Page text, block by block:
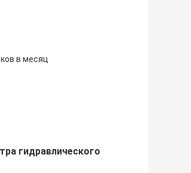
в месяц
гидравлического